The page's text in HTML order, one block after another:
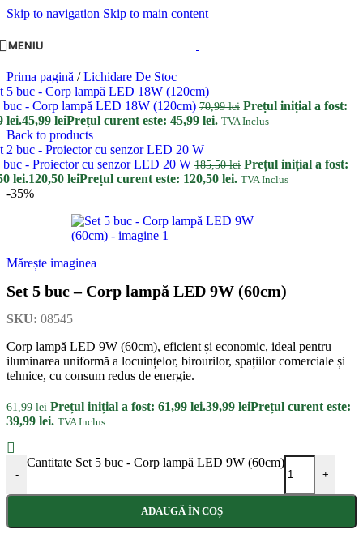
Skip to navigation Skip to main content
MENIU
Prima pagină / Lichidare De Stoc
buc - Corp lampă LED 18W (120cm) 70,99lei Prețul inițial a fost:
lei.45,99 leiPrețul curent este: 45,99 lei. TVA Inclus
Back to products
buc - Proiector cu senzor LED 20 W 185,50lei Prețul inițial a fost:
lei.120,50 leiPrețul curent este: 120,50 lei. TVA Inclus
-35%
Mărește imaginea
Set 5 buc – Corp lampă LED 9W (60cm)
SKU: 08545
Corp lampă LED 9W (60cm), eficient și economic, ideal pentru
iluminarea uniformă a locuințelor, birourilor, spațiilor comerciale și
tehnice, cu consum redus de energie.
61,99lei Prețul inițial a fost: 61,99 lei.39,99 leiPrețul curent este:
39,99 lei. TVA Inclus
-
Cantitate Set 5 buc - Corp lampă LED 9W (60cm)
+
ADAUGĂ ÎN COȘ